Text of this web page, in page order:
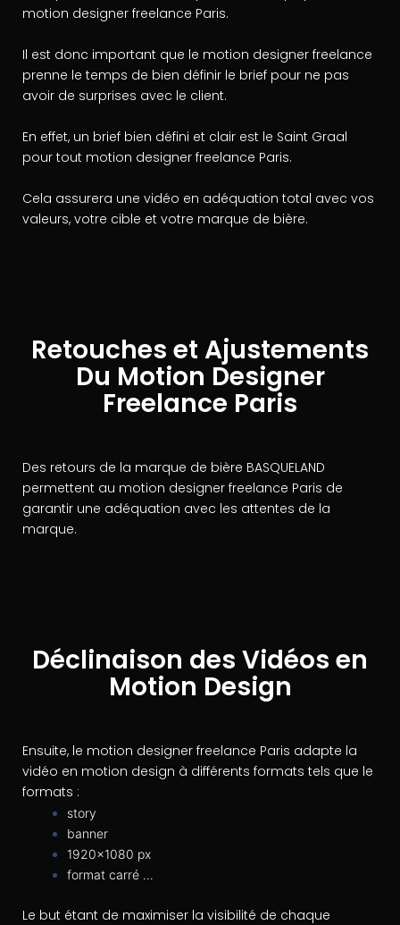
motion designer freelance Paris.
Il est donc important que le motion designer freelance
prenne le temps de bien définir le brief pour ne pas
avoir de surprises avec le client.
En effet, un brief bien défini et clair est le Saint Graal
pour tout motion designer freelance Paris.
Cela assurera une vidéo en adéquation total avec vos
valeurs, votre cible et votre marque de bière.
Retouches et Ajustements
Du Motion Designer
Freelance Paris
Des retours de la marque de bière BASQUELAND
permettent au motion designer freelance Paris de
garantir une adéquation avec les attentes de la
marque.
Déclinaison des Vidéos en
Motion Design
Ensuite, le motion designer freelance Paris adapte la
vidéo en motion design à différents formats tels que le
formats :
story
banner
1920×1080 px
format carré …
Le but étant de maximiser la visibilité de chaque